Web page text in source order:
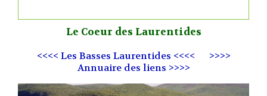
Le Coeur des Laurentides
<<<< Les Basses Laurentides <<<<
>>>>
Annuaire des liens >>>>